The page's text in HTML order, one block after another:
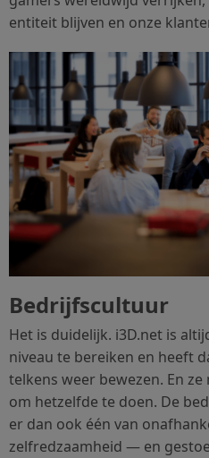
entiteit blijven en onze
Bedrijfscultuur
Het is duidelijk. i3D.net is
niveau te bereiken en heeft
telkens weer bewezen. En
om hetzelfde te doen. De
er dan ook één van
zelfredzaamheid — en